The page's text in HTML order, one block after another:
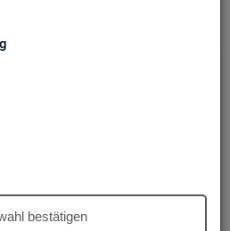
bestätigen
und Agen­tur­be­zir­ke
aus
sowie